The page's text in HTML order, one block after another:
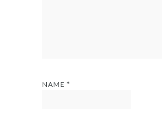
NAME*